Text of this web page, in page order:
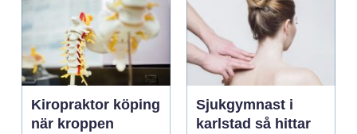
Kiropraktor köping
när kroppen
Sjukgymnast i
karlstad så hittar